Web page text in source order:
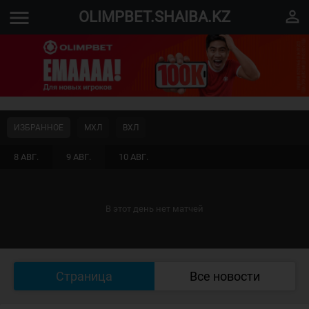
menu OLIMPBET.SHAIBA.KZ perm_identity
8 АВГ. 9 АВГ. 10 АВГ.
ИЗБРАННОЕ МХЛ ВХЛ
В этот день нет матчей
Страница Все новости